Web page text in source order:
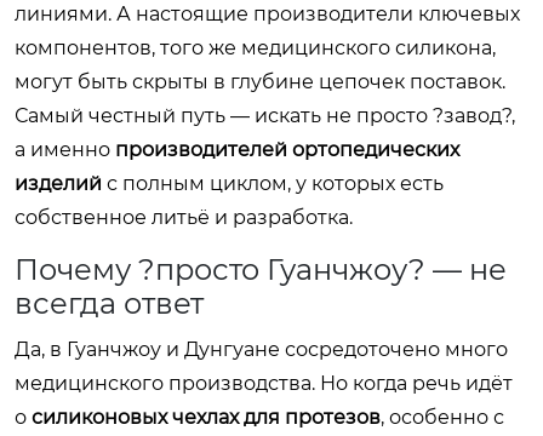
линиями. А настоящие производители ключевых
компонентов, того же медицинского силикона,
могут быть скрыты в глубине цепочек поставок.
Самый честный путь — искать не просто ?завод?,
а именно производителей ортопедических
изделий с полным циклом, у которых есть
собственное литьё и разработка.
Почему ?просто Гуанчжоу? — не
всегда ответ
Да, в Гуанчжоу и Дунгуане сосредоточено много
медицинского производства. Но когда речь идёт
о силиконовых чехлах для протезов, особенно с